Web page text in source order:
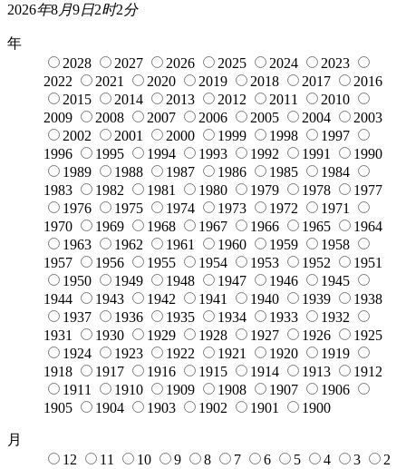
2026年8月9日2时2分
年
2028
2027 2026 2025 2024
2023
2022
2021 2020 2019 2018 2017
2016
2015
2014 2013 2012 2011
2010
2009
2008 2007 2006 2005 2004
2003
2002
2001 2000 1999 1998
1997
1996
1995 1994 1993 1992 1991
1990
1989
1988 1987 1986 1985
1984
1983
1982 1981 1980 1979 1978
1977
1976
1975 1974 1973 1972
1971
1970
1969 1968 1967 1966 1965
1964
1963
1962 1961 1960 1959
1958
1957
1956 1955 1954 1953 1952
1951
1950
1949 1948 1947 1946
1945
1944
1943 1942 1941 1940 1939
1938
1937
1936 1935 1934 1933
1932
1931
1930 1929 1928 1927 1926
1925
1924
1923 1922 1921 1920
1919
1918
1917 1916 1915 1914 1913
1912
1911
1910 1909 1908 1907
1906
1905
1904 1903 1902 1901 1900
月
12
11 10 9 8 7 6 5 4 3
2